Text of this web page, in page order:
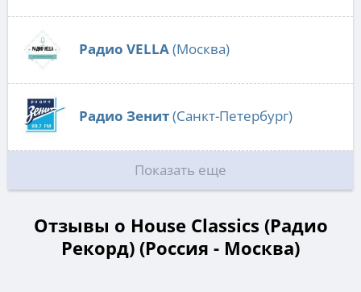
Радио VELLA(Москва)
Радио Зенит(Санкт-Петербург)
Показать еще
Отзывы о House Classics (Радио
Рекорд) (Россия - Москва)